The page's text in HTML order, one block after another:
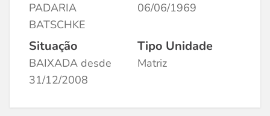
PADARIA
BATSCHKE
06/06/1969
Situação
BAIXADA desde
31/12/2008
Tipo Unidade
Matriz